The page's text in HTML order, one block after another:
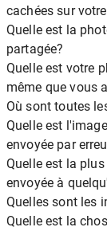
cachées sur
Quelle est la
partagée?
Quelle est votre
même que vous
Où sont toutes
Quelle est
envoyée par
Quelle est la
envoyée à
Quelles sont les
Quelle est la